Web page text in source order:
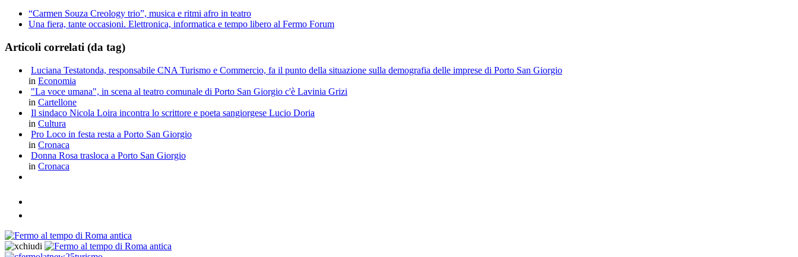
“Carmen Souza Creology trio”, musica e ritmi afro in teatro
Una fiera, tante occasioni. Elettronica, informatica e tempo libero al Fermo Forum
Articoli correlati (da tag)
Luciana Testatonda, responsabile CNA Turismo e Commercio, fa il punto della situazione sulla demografia delle imprese di Porto San Giorgio
in Economia
"La voce umana", in scena al teatro comunale di Porto San Giorgio c'è Lavinia Grizi
in Cartellone
Il sindaco Nicola Loira incontra lo scrittore e poeta sangiorgese Lucio Doria
in Cultura
Pro Loco in festa resta a Porto San Giorgio
in Cronaca
Donna Rosa trasloca a Porto San Giorgio
in Cronaca